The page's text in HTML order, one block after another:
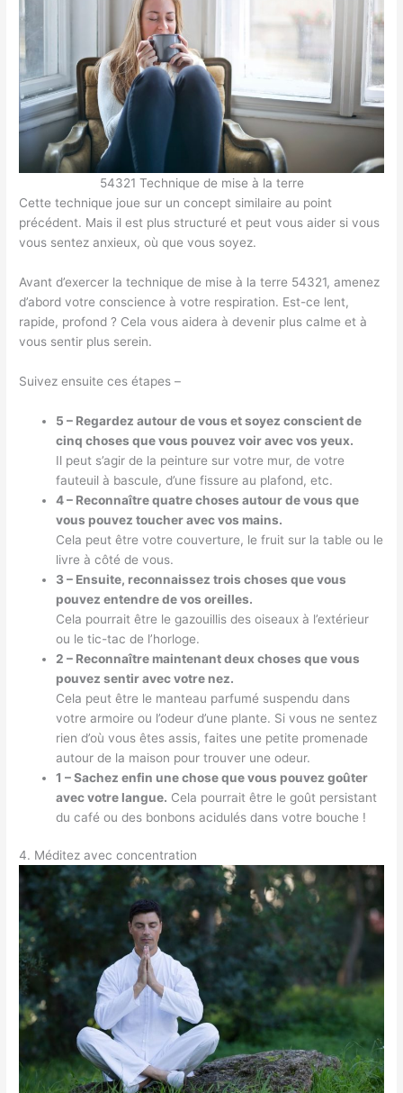
54321 Technique de mise à la terre
Cette technique joue sur un concept similaire au point
précédent. Mais il est plus structuré et peut vous aider si vous
vous sentez anxieux, où que vous soyez.
Avant d’exercer la technique de mise à la terre 54321, amenez
d’abord votre conscience à votre respiration. Est-ce lent,
rapide, profond ? Cela vous aidera à devenir plus calme et à
vous sentir plus serein.
Suivez ensuite ces étapes –
5 – Regardez autour de vous et soyez conscient de
cinq choses que vous pouvez voir avec vos yeux.
Il peut s’agir de la peinture sur votre mur, de votre
fauteuil à bascule, d’une fissure au plafond, etc.
4 – Reconnaître quatre choses autour de vous que
vous pouvez toucher avec vos mains.
Cela peut être votre couverture, le fruit sur la table ou le
livre à côté de vous.
3 – Ensuite, reconnaissez trois choses que vous
pouvez entendre de vos oreilles.
Cela pourrait être le gazouillis des oiseaux à l’extérieur
ou le tic-tac de l’horloge.
2 – Reconnaître maintenant deux choses que vous
pouvez sentir avec votre nez.
Cela peut être le manteau parfumé suspendu dans
votre armoire ou l’odeur d’une plante. Si vous ne sentez
rien d’où vous êtes assis, faites une petite promenade
autour de la maison pour trouver une odeur.
1 – Sachez enfin une chose que vous pouvez goûter
avec votre langue. Cela pourrait être le goût persistant
du café ou des bonbons acidulés dans votre bouche !
4. Méditez avec concentration